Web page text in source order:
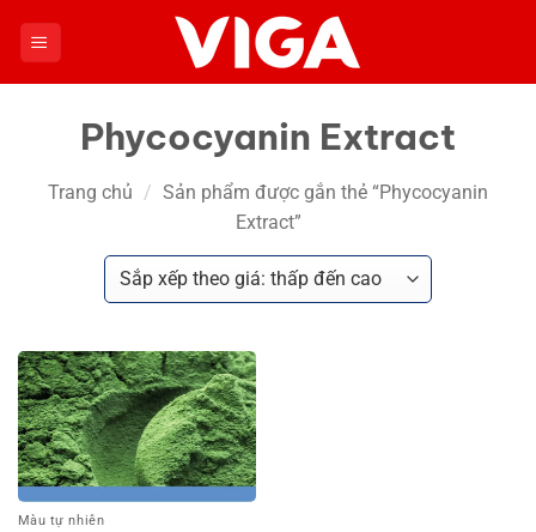
Phycocyanin Extract
Trang chủ / Sản phẩm được gắn thẻ “Phycocyanin
Extract”
Màu tự nhiên